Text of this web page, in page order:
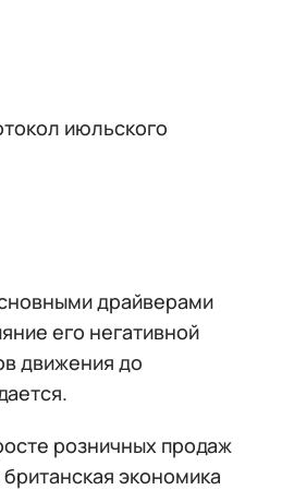
июльского
драйверами
его негативной
движения до
розничных продаж
экономика